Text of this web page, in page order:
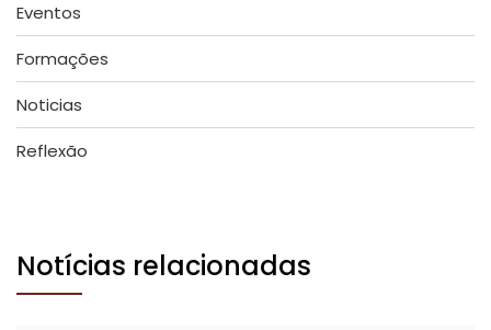
Eventos
Formações
Noticias
Reflexão
Notícias relacionadas